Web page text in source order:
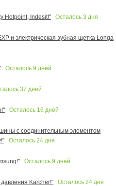
Hotpoint, Indesit!"
Осталось 3 дня
и электрическая зубная щетка Longa
Осталось 9 дней
37 дней
Осталось 16 дней
с соединительным элементом
Осталось 24 дня
Осталось 9 дней
Karcher!"
Осталось 24 дня